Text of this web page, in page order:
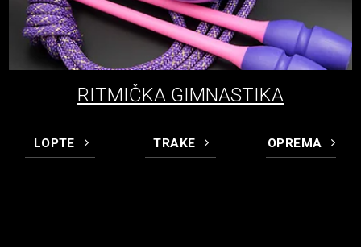
RITMIČKA GIMNASTIKA
LOPTE TRAKE OPREMA